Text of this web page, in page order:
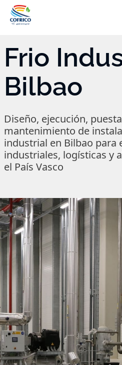
Frio
Bilbao
Diseño, ejecución,
mantenimiento de
industrial en Bilbao para
industriales, logísticas y
el País Vasco